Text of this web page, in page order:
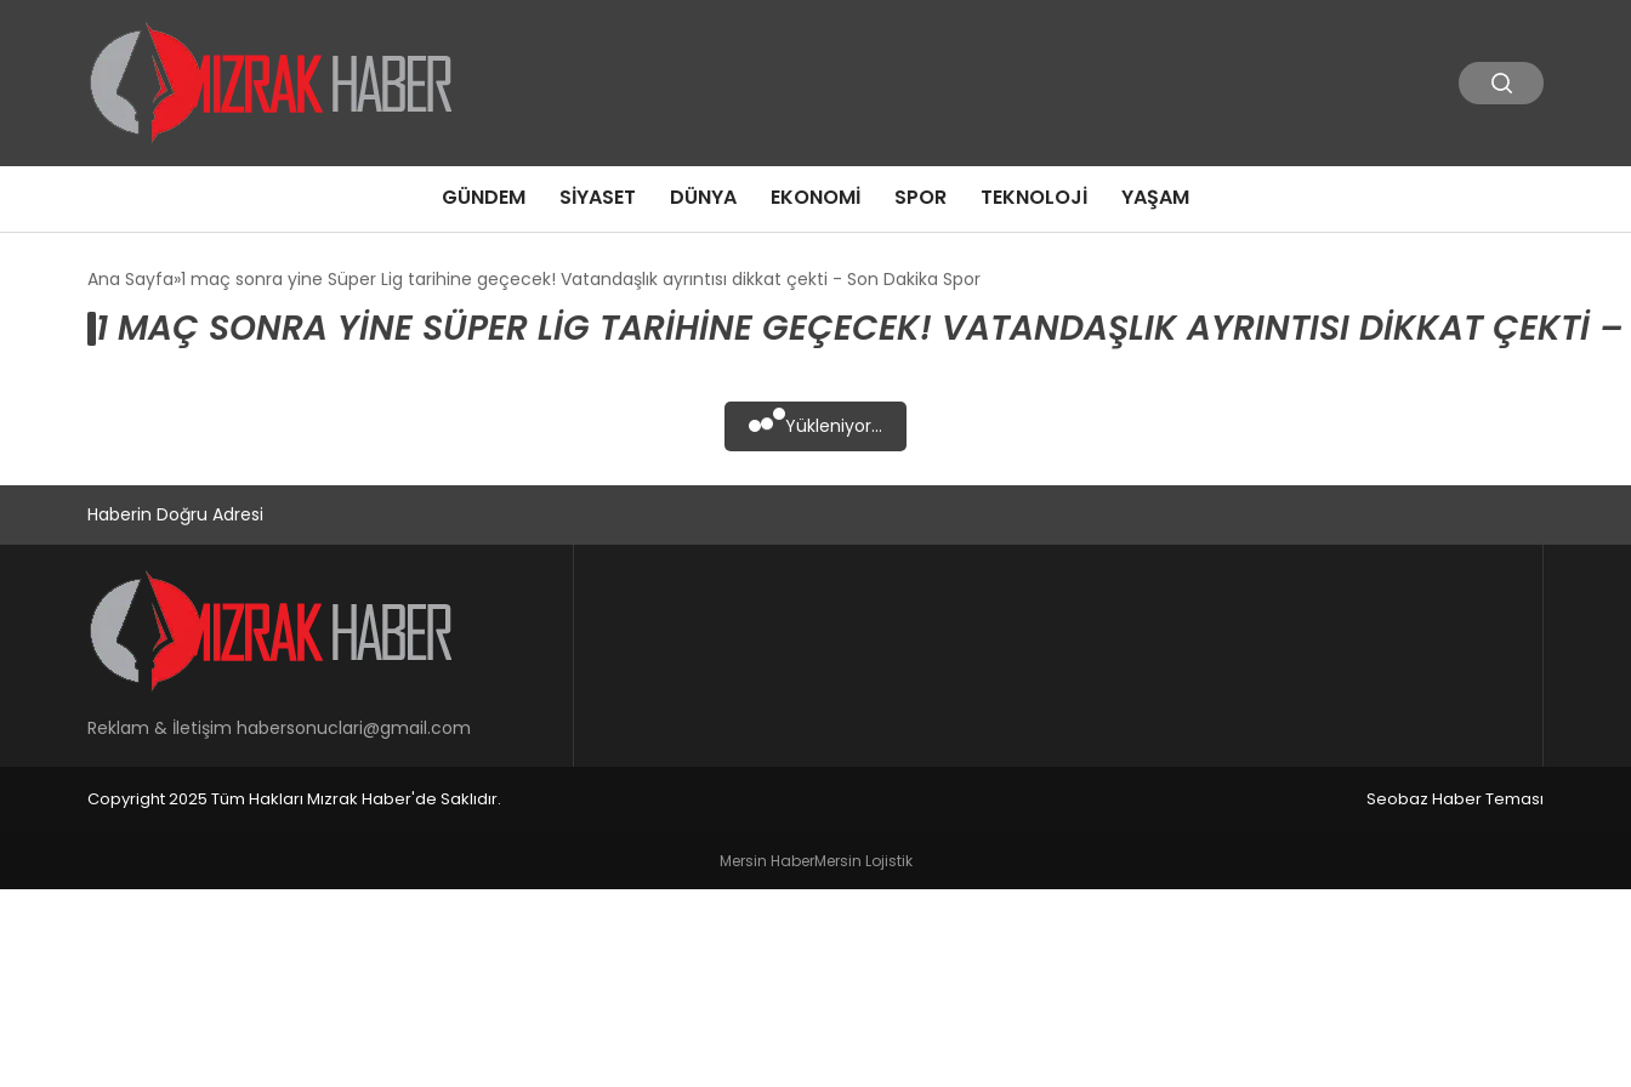
GÜNDEM SIYASET DÜNYA EKONOMI SPOR TEKNOLOJI YAŞAM
Ana Sayfa 1 maç sonra yine Süper Lig tarihine geçecek! Vatandaşlık ayrıntısı dikkat çekti - Son Dakika Spor
1 MAÇ SONRA YINE SÜPER LIG TARIHINE GEÇECEK! VATANDAŞLIK AYRINTISI DIKKAT ÇEKTI
Yükleniyor...
Haberin Doğru Adresi
Reklam & İletişim habersonuclari@gmail.com
Copyright 2025 Tüm Hakları Mızrak Haber'de Saklıdır. Seobaz Haber Teması
Mersin HaberMersin Lojistik